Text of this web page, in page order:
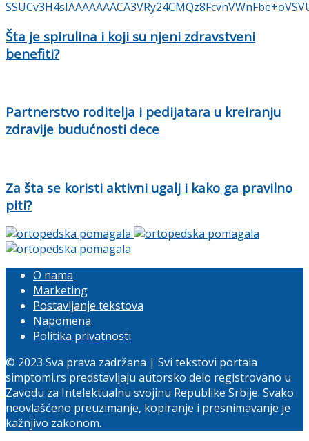
Šta je spirulina i koji su njeni zdravstveni
benefiti?
Partnerstvo roditelja i pedijatara u kreiranju
zdravije budućnosti dece
Za šta se koristi aktivni ugalj i kako ga pravilno
piti?
O nama
Marketing
Postavljanje tekstova
Napomena
Politika privatnosti
© 2023 Sva prava zadržana | Svi tekstovi portala
simptomi.rs predstavljaju autorsko delo registrovano u
Zavodu za Intelektualnu svojinu Republike Srbije. Svako
neovlašćeno preuzimanje, kopiranje i presnimavanje je
kažnjivo zakonom.